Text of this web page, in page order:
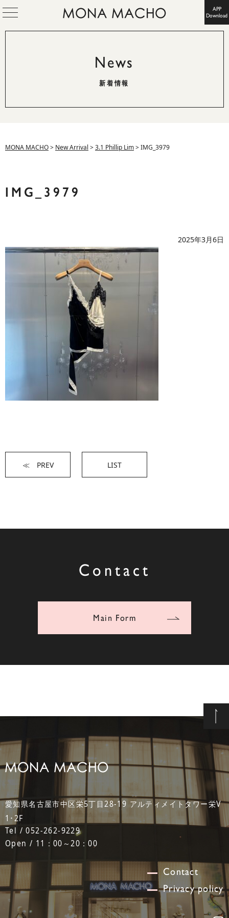
APP
Download
News
新着情報
MONA MACHO> New Arrival >3.1 Phillip Lim>IMG_3979
IMG_3979
2025年3月6日
≪ PREV LIST
Contact
Main Form
愛知県名古屋市中区栄5丁目28-19 アルティメイトタワー栄V
1･2F
Tel / 052-262-9229
Open / 11：00～20：00
Contact
Privacy policy